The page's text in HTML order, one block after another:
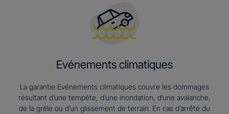
Evénements climatiques
La garantie Evénements climatiques couvre les dommages
résultant d’une tempête, d’une inondation, d’une avalanche,
de la grêle ou d’un glissement de terrain. En cas d’arrêté du